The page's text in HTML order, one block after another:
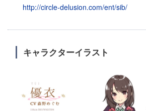
http://circle-delusion.com/ent/sib/
キャラクターイラスト